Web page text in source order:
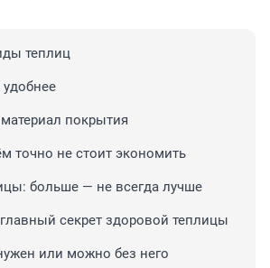
теплиц
покрытия
точно не стоит экономить
больше — не всегда лучше
секрет здоровой теплицы
или можно без него